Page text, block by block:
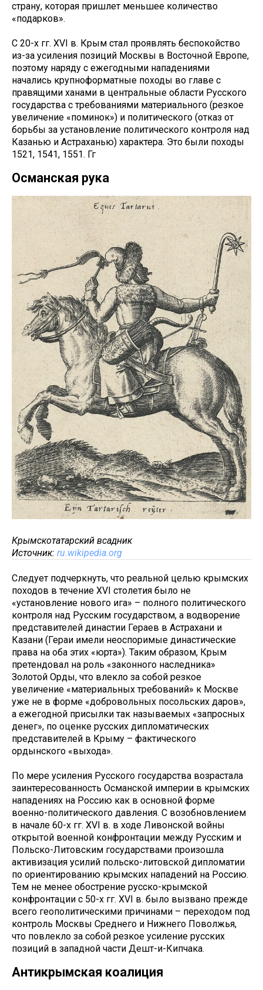
страну, которая пришлет меньшее количество
«подарков».
С 20-х гг. XVI в. Крым стал проявлять беспокойство
из-за усиления позиций Москвы в Восточной Европе,
поэтому наряду с ежегодными нападениями
начались крупноформатные походы во главе с
правящими ханами в центральные области Русского
государства с требованиями материального (резкое
увеличение «поминок») и политического (отказ от
борьбы за установление политического контроля над
Казанью и Астраханью) характера. Это были походы
1521, 1541, 1551. Гг
Османская рука
Крымскотатарский всадник
Источник: ru.wikipedia.org
Следует подчеркнуть, что реальной целью крымских
походов в течение XVI столетия было не
«установление нового ига» – полного политического
контроля над Русским государством, а водворение
представителей династии Гераев в Астрахани и
Казани (Гераи имели неоспоримые династические
права на оба этих «юрта»). Таким образом, Крым
претендовал на роль «законного наследника»
Золотой Орды, что влекло за собой резкое
увеличение «материальных требований» к Москве
уже не в форме «добровольных посольских даров»,
а ежегодной присылки так называемых «запросных
денег», по оценке русских дипломатических
представителей в Крыму – фактического
ордынского «выхода».
По мере усиления Русского государства возрастала
заинтересованность Османской империи в крымских
нападениях на Россию как в основной форме
военно-политического давления. С возобновлением
в начале 60-х гг. XVI в. в ходе Ливонской войны
открытой военной конфронтации между Русским и
Польско-Литовским государствами произошла
активизация усилий польско-литовской дипломатии
по ориентированию крымских нападений на Россию.
Тем не менее обострение русско-крымской
конфронтации с 50-х гг. XVI в. было вызвано прежде
всего геополитическими причинами – переходом под
контроль Москвы Среднего и Нижнего Поволжья,
что повлекло за собой резкое усиление русских
позиций в западной части Дешт-и-Кипчака.
Антикрымская коалиция